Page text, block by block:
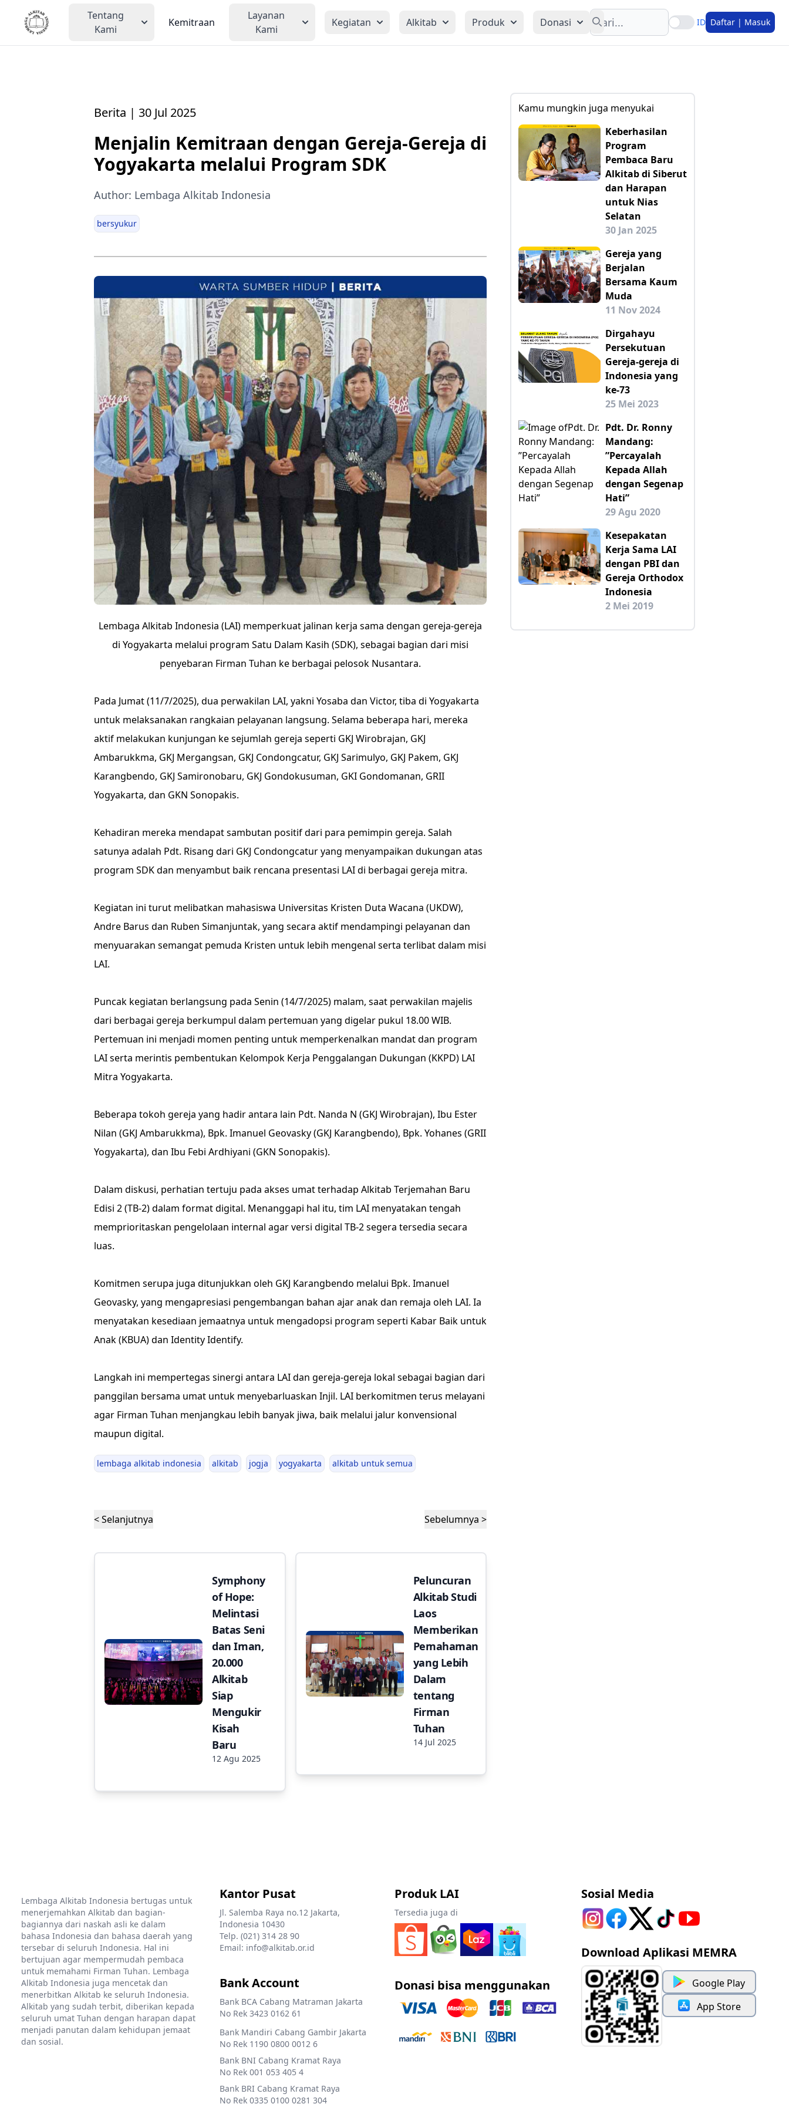
Tentang
Kami
Kemitraan
Layanan
Kami
Kegiatan Alkitab Produk Donasi
Search
ID Daftar | Masuk
Berita | 30 Jul 2025
Menjalin Kemitraan dengan Gereja-Gereja di
Yogyakarta melalui Program SDK
Author: Lembaga Alkitab Indonesia
bersyukur
Lembaga Alkitab Indonesia (LAI) memperkuat jalinan kerja sama dengan gereja-gereja
di Yogyakarta melalui program Satu Dalam Kasih (SDK), sebagai bagian dari misi
penyebaran Firman Tuhan ke berbagai pelosok Nusantara.
Pada Jumat (11/7/2025), dua perwakilan LAI, yakni Yosaba dan Victor, tiba di Yogyakarta
untuk melaksanakan rangkaian pelayanan langsung. Selama beberapa hari, mereka
aktif melakukan kunjungan ke sejumlah gereja seperti GKJ Wirobrajan, GKJ
Ambarukkma, GKJ Mergangsan, GKJ Condongcatur, GKJ Sarimulyo, GKJ Pakem, GKJ
Karangbendo, GKJ Samironobaru, GKJ Gondokusuman, GKI Gondomanan, GRII
Yogyakarta, dan GKN Sonopakis.
Kehadiran mereka mendapat sambutan positif dari para pemimpin gereja. Salah
satunya adalah Pdt. Risang dari GKJ Condongcatur yang menyampaikan dukungan atas
program SDK dan menyambut baik rencana presentasi LAI di berbagai gereja mitra.
Kegiatan ini turut melibatkan mahasiswa Universitas Kristen Duta Wacana (UKDW),
Andre Barus dan Ruben Simanjuntak, yang secara aktif mendampingi pelayanan dan
menyuarakan semangat pemuda Kristen untuk lebih mengenal serta terlibat dalam misi
LAI.
Puncak kegiatan berlangsung pada Senin (14/7/2025) malam, saat perwakilan majelis
dari berbagai gereja berkumpul dalam pertemuan yang digelar pukul 18.00 WIB.
Pertemuan ini menjadi momen penting untuk memperkenalkan mandat dan program
LAI serta merintis pembentukan Kelompok Kerja Penggalangan Dukungan (KKPD) LAI
Mitra Yogyakarta.
Beberapa tokoh gereja yang hadir antara lain Pdt. Nanda N (GKJ Wirobrajan), Ibu Ester
Nilan (GKJ Ambarukkma), Bpk. Imanuel Geovasky (GKJ Karangbendo), Bpk. Yohanes (GRII
Yogyakarta), dan Ibu Febi Ardhiyani (GKN Sonopakis).
Dalam diskusi, perhatian tertuju pada akses umat terhadap Alkitab Terjemahan Baru
Edisi 2 (TB-2) dalam format digital. Menanggapi hal itu, tim LAI menyatakan tengah
memprioritaskan pengelolaan internal agar versi digital TB-2 segera tersedia secara
luas.
Komitmen serupa juga ditunjukkan oleh GKJ Karangbendo melalui Bpk. Imanuel
Geovasky, yang mengapresiasi pengembangan bahan ajar anak dan remaja oleh LAI. Ia
menyatakan kesediaan jemaatnya untuk mengadopsi program seperti Kabar Baik untuk
Anak (KBUA) dan Identity Identify.
Langkah ini mempertegas sinergi antara LAI dan gereja-gereja lokal sebagai bagian dari
panggilan bersama umat untuk menyebarluaskan Injil. LAI berkomitmen terus melayani
agar Firman Tuhan menjangkau lebih banyak jiwa, baik melalui jalur konvensional
maupun digital.
lembaga alkitab indonesia alkitab jogja yogyakarta alkitab untuk semua
< Selanjutnya Sebelumnya >
Symphony
of Hope:
Melintasi
Batas Seni
dan Iman,
20.000
Alkitab
Siap
Mengukir
Kisah
Baru
12 Agu 2025
Peluncuran
Alkitab Studi
Laos
Memberikan
Pemahaman
yang Lebih
Dalam
tentang
Firman
Tuhan
14 Jul 2025
Kamu mungkin juga menyukai
Keberhasilan
Program
Pembaca Baru
Alkitab di Siberut
dan Harapan
untuk Nias
Selatan
30 Jan 2025
Gereja yang
Berjalan
Bersama Kaum
Muda
11 Nov 2024
Dirgahayu
Persekutuan
Gereja-gereja di
Indonesia yang
ke-73
25 Mei 2023
Pdt. Dr. Ronny
Mandang:
”Percayalah
Kepada Allah
dengan Segenap
Hati”
29 Agu 2020
Kesepakatan
Kerja Sama LAI
dengan PBI dan
Gereja Orthodox
Indonesia
2 Mei 2019
Lembaga Alkitab Indonesia bertugas untuk
menerjemahkan Alkitab dan bagian-
bagiannya dari naskah asli ke dalam
bahasa Indonesia dan bahasa daerah yang
tersebar di seluruh Indonesia. Hal ini
bertujuan agar mempermudah pembaca
untuk memahami Firman Tuhan. Lembaga
Alkitab Indonesia juga mencetak dan
menerbitkan Alkitab ke seluruh Indonesia.
Alkitab yang sudah terbit, diberikan kepada
seluruh umat Tuhan dengan harapan dapat
menjadi panutan dalam kehidupan jemaat
dan sosial.
Kantor Pusat
Jl. Salemba Raya no.12 Jakarta,
Indonesia 10430
Telp. (021) 314 28 90
Email: info@alkitab.or.id
Bank Account
Bank BCA Cabang Matraman Jakarta
No Rek 3423 0162 61
Bank Mandiri Cabang Gambir Jakarta
No Rek 1190 0800 0012 6
Bank BNI Cabang Kramat Raya
No Rek 001 053 405 4
Bank BRI Cabang Kramat Raya
No Rek 0335 0100 0281 304
Produk LAI
Tersedia juga di
Donasi bisa menggunakan
Sosial Media
Download Aplikasi MEMRA
Google Play
App Store